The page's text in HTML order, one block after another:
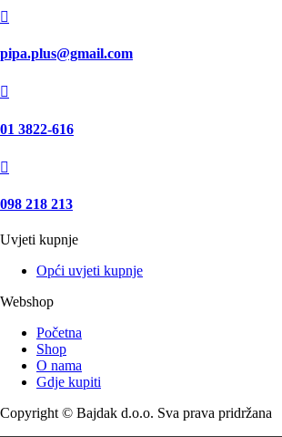

pipa.plus@gmail.com

01 3822-616

098 218 213
Uvjeti kupnje
Opći uvjeti kupnje
Webshop
Početna
Shop
O nama
Gdje kupiti
Copyright © Bajdak d.o.o. Sva prava pridržana